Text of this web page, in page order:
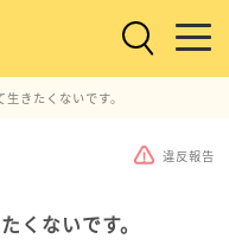
きたくないです。
違反報告
くないです。